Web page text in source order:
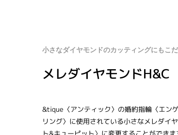
小さなダイヤモンドのカッティングにもこ
メレダイヤモンドH&C
&tique〈アンティック〉の婚約指輪〈エン
リング〉に使用されている小さなメレダイ